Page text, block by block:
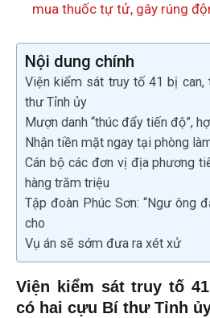
mua thuốc tự tử, gây rúng
Nội dung chính
Viện kiểm sát truy tố 41 bị
thư Tỉnh ủy
Mượn danh “thúc đẩy tiến độ”,
Nhận tiền mặt ngay tại phòng
Cán bộ các đơn vị địa phương
hàng trăm triệu
Tập đoàn Phúc Sơn: “Ngư ông
cho
Vụ án sẽ sớm đưa ra xét xử
Viện kiểm sát truy tố
có hai cựu Bí thư Tỉnh